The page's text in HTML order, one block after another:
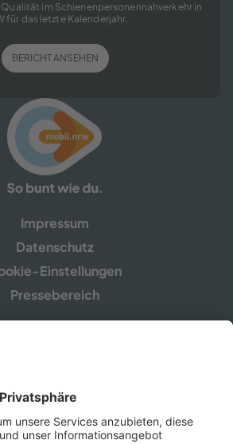
im Schienenpersonennahverkehr in
für das letzte Kalenderjahr.
BERICHT ANSEHEN
Impressum
Datenschutz
Einstellungen
Pressebereich